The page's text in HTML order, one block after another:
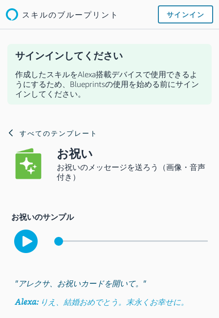
スキルのブループリント サインイン
サインインしてください
作成したスキルをAlexa搭載デバイスで使用できるよ
うにするため、Blueprintsの使用を始める前にサイン
インしてください。
すべてのテンプレート
お祝い
お祝いのメッセージを送ろう（画像・音声
付き）
お祝いのサンプル
"アレクサ、お祝いカードを開いて。"
Alexa: りえ、結婚おめでとう。末永くお幸せに。